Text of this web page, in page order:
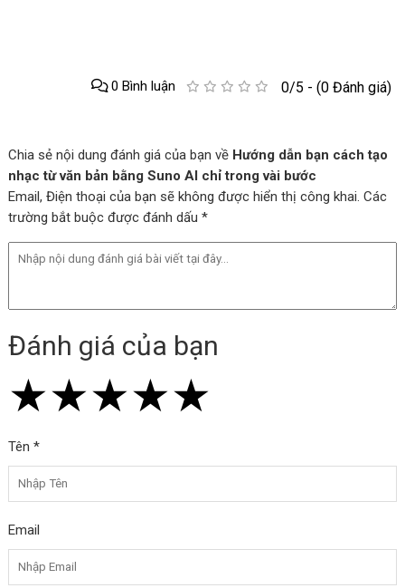
0/5 - (0 Đánh giá)
0 Bình luận
Chia sẻ nội dung đánh giá của bạn về Hướng dẫn bạn cách tạo
nhạc từ văn bản bằng Suno AI chỉ trong vài bước
Email, Điện thoại của bạn sẽ không được hiển thị công khai. Các
trường bắt buộc được đánh dấu *
Đánh giá của bạn
★
★★
★★★
★★★★
★★★★★
Tên *
Email